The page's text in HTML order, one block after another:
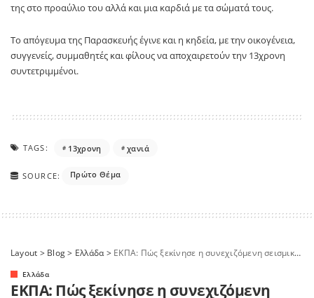
της στο προαύλιο του αλλά και μια καρδιά με τα σώματά τους.
Το απόγευμα της Παρασκευής έγινε και η κηδεία, με την οικογένεια,
συγγενείς, συμμαθητές και φίλους να αποχαιρετούν την 13χρονη
συντετριμμένοι.
TAGS: 13χρονη χανιά
SOURCE: Πρώτο Θέμα
Layout > Blog> Ελλάδα> ΕΚΠΑ: Πώς ξεκίνησε η συνεχιζόμενη σεισμική δραστηριότητα στην Σαντορίνη – Τι έχει συμβεί στο παρελθόν
Ελλάδα
ΕΚΠΑ: Πώς ξεκίνησε η συνεχιζόμενη